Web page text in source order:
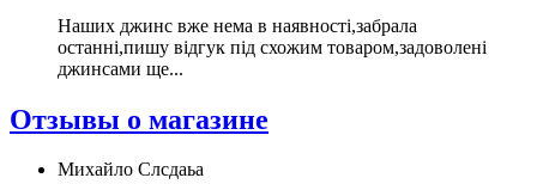
Наших джинс вже нема в наявності,забрала
останні,пишу відгук під схожим товаром,задоволені
джинсами ще...
Отзывы о магазине
Михайло Слсдаьа